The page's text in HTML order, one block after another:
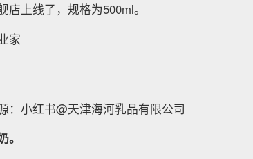
上线了，规格为500ml。
家
：小红书@天津海河乳品有限公司